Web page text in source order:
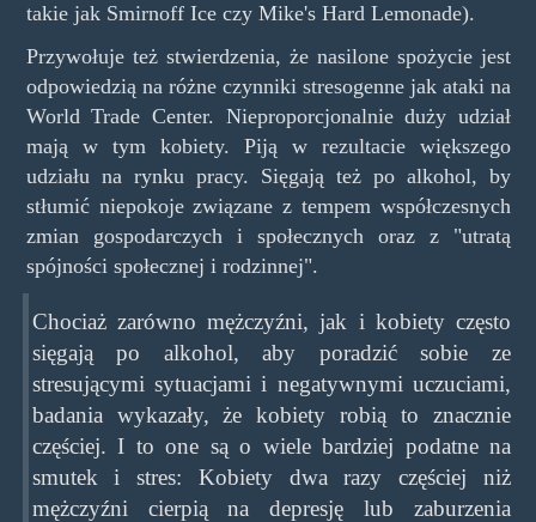
takie jak Smirnoff Ice czy Mike's Hard Lemonade).
Przywołuje też stwierdzenia, że nasilone spożycie jest
odpowiedzią na różne czynniki stresogenne jak ataki na
World Trade Center. Nieproporcjonalnie duży udział
mają w tym kobiety. Piją w rezultacie większego
udziału na rynku pracy. Sięgają też po alkohol, by
stłumić niepokoje związane z tempem współczesnych
zmian gospodarczych i społecznych oraz z "utratą
spójności społecznej i rodzinnej".
Chociaż zarówno mężczyźni, jak i kobiety często
sięgają po alkohol, aby poradzić sobie ze
stresującymi sytuacjami i negatywnymi uczuciami,
badania wykazały, że kobiety robią to znacznie
częściej. I to one są o wiele bardziej podatne na
smutek i stres: Kobiety dwa razy częściej niż
mężczyźni cierpią na depresję lub zaburzenia